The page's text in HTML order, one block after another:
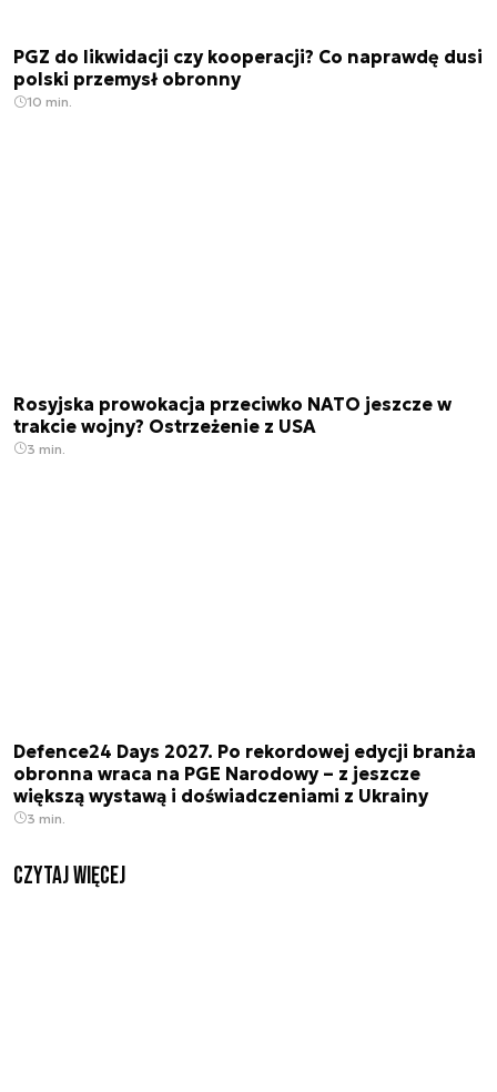
PGZ do likwidacji czy kooperacji? Co naprawdę dusi
polski przemysł obronny
10 min.
Rosyjska prowokacja przeciwko NATO jeszcze w
trakcie wojny? Ostrzeżenie z USA
3 min.
Defence24 Days 2027. Po rekordowej edycji branża
obronna wraca na PGE Narodowy – z jeszcze
większą wystawą i doświadczeniami z Ukrainy
3 min.
czytaj więcej